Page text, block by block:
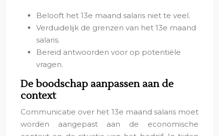
Belooft het 13e maand salaris niet te veel.
Verduidelijk de grenzen van het 13e maand
salaris.
Bereid antwoorden voor op potentiële
vragen.
De boodschap aanpassen aan de
context
Communicatie over het 13e maand salaris moet
worden aangepast aan de economische